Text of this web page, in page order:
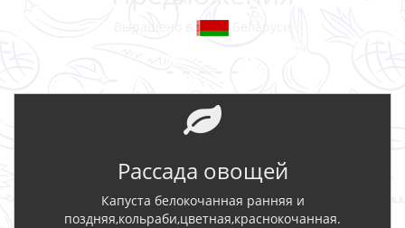
Рассада овощей
Капуста белокочанная ранняя и
поздняя,кольраби,цветная,краснокочанная.